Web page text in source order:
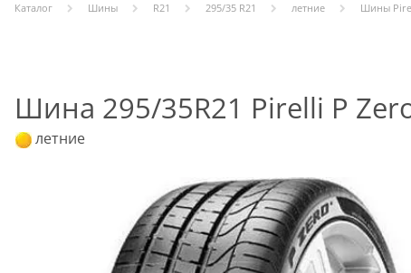
Каталог Шины R21 295/35 R21 летние Шины
Шина 295/35R21 Pirelli P
летние